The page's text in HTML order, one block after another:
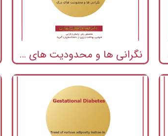
نگرانی ها و محدودیت های درک